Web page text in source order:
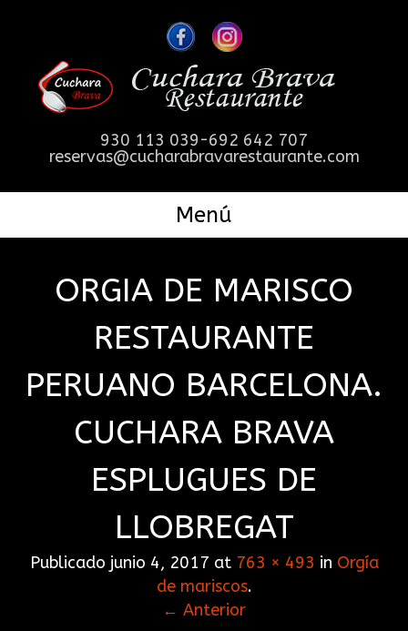
930 113 039-692 642 707
reservas@cucharabravarestaurante.com
Menú
ORGIA DE MARISCO
RESTAURANTE
PERUANO BARCELONA.
CUCHARA BRAVA
ESPLUGUES DE
LLOBREGAT
Publicado junio 4, 2017 at 763 × 493 in Orgía
de mariscos.
← Anterior